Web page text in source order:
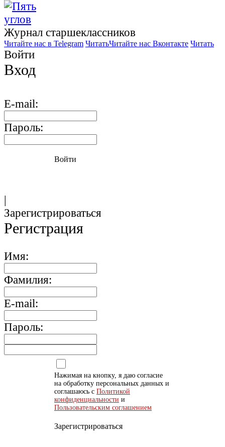
Журнал старшекласcников
Читайте нас в Telegram ЧитатьЧитайте нас Вконтакте Читать
Войти
Вход
E-mail:
Пароль:
Войти
|
Зарегистрироваться
Регистрация
Имя:
Фамилия:
E-mail:
Пароль:
Нажимая на кнопку, я даю согласие
на обработку персональных данных и
соглашаюсь с Политикой
конфиденциальности и
Пользовательским соглашением
Зарегистрироваться